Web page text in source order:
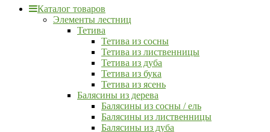
Каталог товаров
Элементы лестниц
Тетива
Тетива из сосны
Тетива из лиственницы
Тетива из дуба
Тетива из бука
Тетива из ясень
Балясины из дерева
Балясины из сосны / ель
Балясины из лиственницы
Балясины из дуба